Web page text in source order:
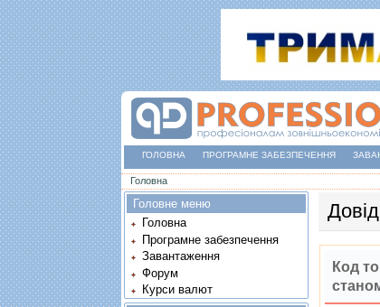
ГОЛОВНА ПРОГРАМНЕ ЗАБЕЗПЕЧЕННЯ
Ви є тут
Головна
Код
Головне меню
Головна
Програмне забезпечення
Завантаження
Форум
Курси валют